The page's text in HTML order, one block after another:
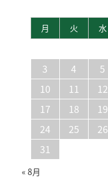
月
火 水
3
4 5
10
11 12
17
18 19
24
25 26
31
« 8月